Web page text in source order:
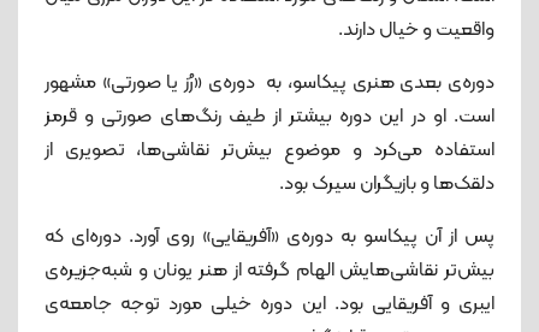
واقعیت و خیال دارند.
دوره‌ی بعدی هنری پیکاسو، به دوره‌ی «رُز یا صورتی» مشهور
است. او در این دوره بیشتر از طیف رنگ‌های صورتی و قرمز
استفاده می‌کرد و موضوع بیش‌تر نقاشی‌ها، تصویری از
دلقک‌ها و بازیگران سیرک بود.
پس از آن پیکاسو به دوره‌ی «آفریقایی» روی آورد. دوره‌‌ای که
بیش‌تر نقاشی‌هایش الهام گرفته از هنر یونان و شبه‌جزیره‌ی
ایبری و آفریقایی بود. این دوره خیلی مورد توجه جامعه‌ی